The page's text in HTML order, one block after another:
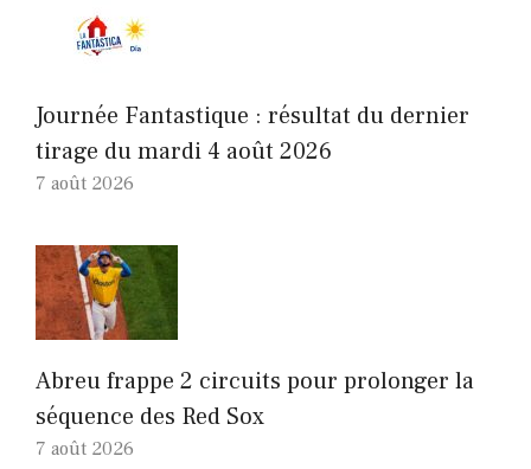
Journée Fantastique : résultat du dernier
tirage du mardi 4 août 2026
7 août 2026
Abreu frappe 2 circuits pour prolonger la
séquence des Red Sox
7 août 2026